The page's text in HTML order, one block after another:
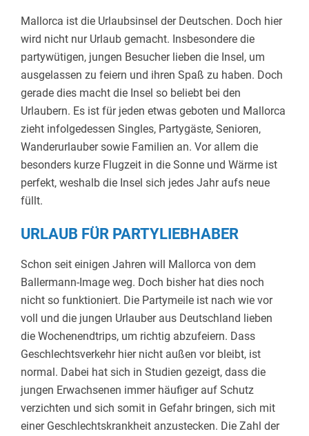
Mallorca ist die Urlaubsinsel der Deutschen. Doch hier
wird nicht nur Urlaub gemacht. Insbesondere die
partywütigen, jungen Besucher lieben die Insel, um
ausgelassen zu feiern und ihren Spaß zu haben. Doch
gerade dies macht die Insel so beliebt bei den
Urlaubern. Es ist für jeden etwas geboten und Mallorca
zieht infolgedessen Singles, Partygäste, Senioren,
Wanderurlauber sowie Familien an. Vor allem die
besonders kurze Flugzeit in die Sonne und Wärme ist
perfekt, weshalb die Insel sich jedes Jahr aufs neue
füllt.
URLAUB FÜR PARTYLIEBHABER
Schon seit einigen Jahren will Mallorca von dem
Ballermann-Image weg. Doch bisher hat dies noch
nicht so funktioniert. Die Partymeile ist nach wie vor
voll und die jungen Urlauber aus Deutschland lieben
die Wochenendtrips, um richtig abzufeiern. Dass
Geschlechtsverkehr hier nicht außen vor bleibt, ist
normal. Dabei hat sich in Studien gezeigt, dass die
jungen Erwachsenen immer häufiger auf Schutz
verzichten und sich somit in Gefahr bringen, sich mit
einer Geschlechtskrankheit anzustecken. Die Zahl der